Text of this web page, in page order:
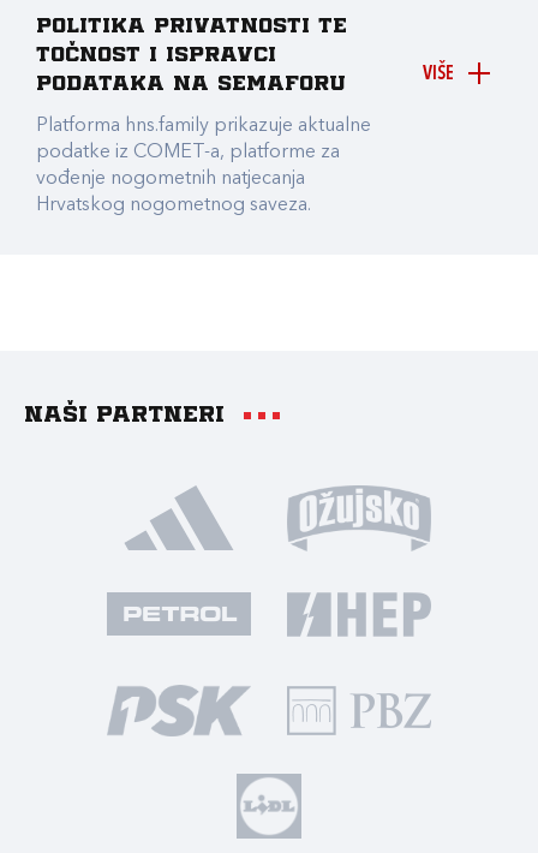
VIŠE
Politika privatnosti te
točnost i ispravci
podataka na Semaforu
Platforma hns.family prikazuje aktualne
podatke iz COMET-a, platforme za
vođenje nogometnih natjecanja
Hrvatskog nogometnog saveza.
Naši partneri